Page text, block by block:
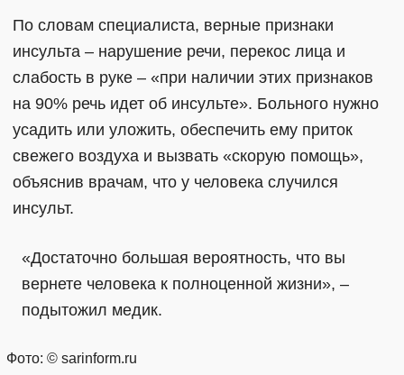
По словам специалиста, верные признаки
инсульта – нарушение речи, перекос лица и
слабость в руке – «при наличии этих признаков
на 90% речь идет об инсульте». Больного нужно
усадить или уложить, обеспечить ему приток
свежего воздуха и вызвать «скорую помощь»,
объяснив врачам, что у человека случился
инсульт.
«Достаточно большая вероятность, что вы
вернете человека к полноценной жизни», –
подытожил медик.
Фото: © sarinform.ru